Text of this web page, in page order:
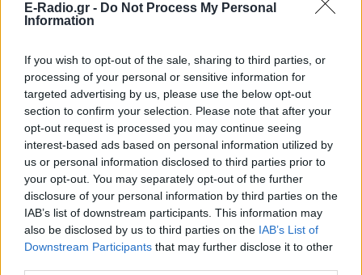
E-Radio.gr - Do Not Process My Personal
Information
If you wish to opt-out of the sale, sharing to third parties, or
processing of your personal or sensitive information for
targeted advertising by us, please use the below opt-out
section to confirm your selection. Please note that after your
opt-out request is processed you may continue seeing
interest-based ads based on personal information utilized by
us or personal information disclosed to third parties prior to
your opt-out. You may separately opt-out of the further
disclosure of your personal information by third parties on the
IAB’s list of downstream participants. This information may
also be disclosed by us to third parties on the IAB’s List of
Downstream Participants that may further disclose it to other